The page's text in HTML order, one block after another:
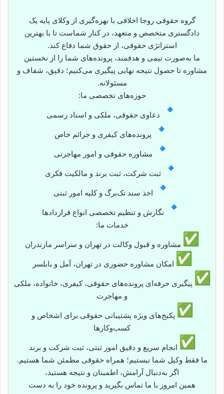
گروه حقوقی روجا اخلاقی با بهره‌گیری از وکلای پایه یک
دادگستری متخصص و متعهد، در کنار شماست تا با بهترین
استراتژی حقوقی، از حقوق شما دفاع کند.
ما به‌صورت تیمی و هدفمند، پرونده‌های شما را از نخستین
مشاوره تا حصول نتیجه نهایی پیگیری می‌کنیم؛ دقیق، شفاف و
مسئولانه.
حوزه‌های تخصصی ما:
دعاوی حقوقی، ملکی و اسناد رسمی
پرونده‌های کیفری و جرائم خاص
مشاوره حقوقی و امور مهاجرتی
ثبت شرکت، ثبت برند و مالکیت فکری
اخذ سند تک‌برگ و کلیه امور ثبتی
نگارش و تنظیم تخصصی انواع قراردادها
خدمات ما:
مشاوره و قبول وکالت در تهران و سراسر مازندران
امکان مشاوره حضوری در تهران، آمل و بابلسر
پیگیری حرفه‌ای پرونده‌های حقوقی، کیفری، خانواده، ملکی
و مهاجرت
پکیج‌های ویژه پشتیبانی حقوقی برای اشخاص و
کسب‌وکارها
انجام سریع و دقیق امور ثبتی، ثبت شرکت و برند
ما فقط وکیل شما نیستیم؛ همراه حقوقی مطمئن شما هستیم.
اگر به‌دنبال آرامش، اطمینان و نتیجه هستید،
همین امروز با ما تماس بگیرید و پرونده خود را به دست